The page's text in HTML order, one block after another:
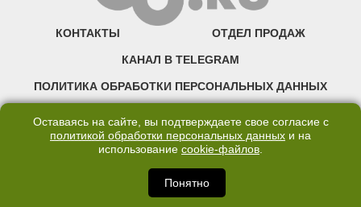
КОНТАКТЫ ОТДЕЛ ПРОДАЖ
КАНАЛ В TELEGRAM
ПОЛИТИКА ОБРАБОТКИ ПЕРСОНАЛЬНЫХ ДАННЫХ
©2007—2025 66.RU. Воспроизведение, сообщение, доведение до всеобщего
правообладателя запрещено. Сетевое издание «Современный портал
Екатеринбурга — «66.ru» (18+) зарегистрировано Федеральной службой по
надзору в сфере связи, информационных технологий и массовых коммуникаций
Оставаясь на сайте, вы подтверждаете свое согласие с
политикой обработки персональных данных и на
использование cookie-файлов.
Понятно